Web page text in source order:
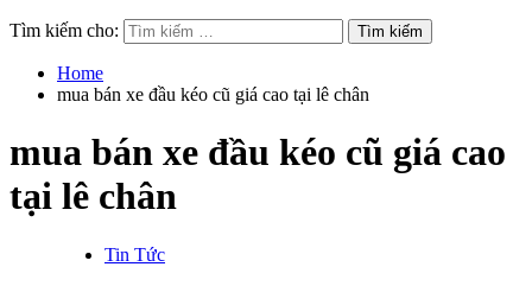
Tìm kiếm cho:
Home
mua bán xe đầu kéo cũ giá cao tại lê chân
mua bán xe đầu kéo cũ giá cao
tại lê chân
Tin Tức